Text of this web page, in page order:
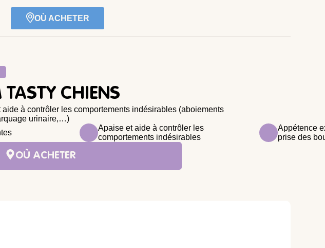
OÙ ACHETER
CHIENS
à contrôler les comportements indésirables (aboiements
urinaire,…)
Apaise et aide à contrôler les
comportements indésirables
Appétence
prise des
OÙ ACHETER